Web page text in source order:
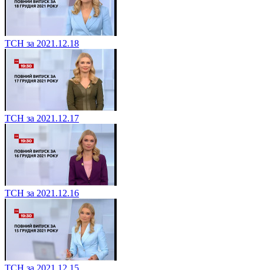
ТСН за 2021.12.18
ТСН за 2021.12.17
ТСН за 2021.12.16
ТСН за 2021.12.15